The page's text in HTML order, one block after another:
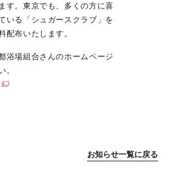
す。東京でも、多くの方に喜
いる「シュガースクラブ」を
配布いたします。
浴場組合さんのホームページ
。
お知らせ一覧に戻る